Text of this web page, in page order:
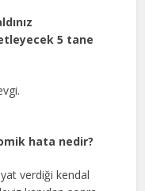
5 tane
hata nedir?
verdiği kendal